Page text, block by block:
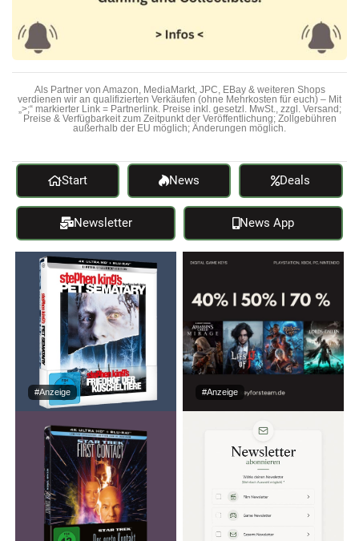
Als Partner von Amazon, MediaMarkt, JPC, EBay & weiteren Shops
verdienen wir an qualifizierten Verkäufen (ohne Mehrkosten für euch) – Mit
„>;“ markierter Link = Partnerlink. Preise inkl. gesetzl. MwSt., zzgl. Versand;
Preise & Verfügbarkeit zum Zeitpunkt der Veröffentlichung; Zollgebühren
außerhalb der EU möglich; Änderungen möglich.
Start News Deals
Newsletter News App
#Anzeige #Anzeige